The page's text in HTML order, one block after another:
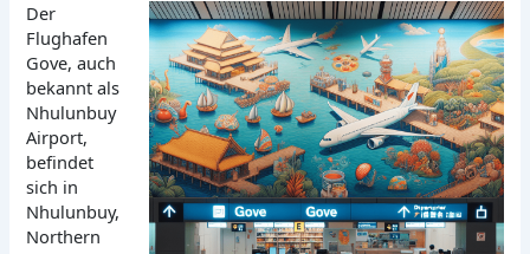
Der
Flughafen
Gove, auch
bekannt als
Nhulunbuy
Airport,
befindet
sich in
Nhulunbuy,
Northern